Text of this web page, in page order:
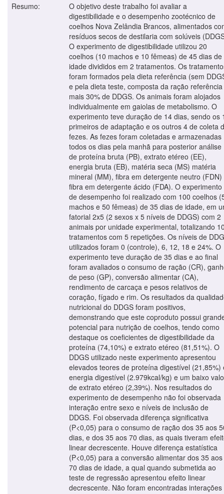
Resumo:
O objetivo deste trabalho foi avaliar a
digestibilidade e o desempenho zootécnico de
coelhos Nova Zelândia Brancos, alimentados
resíduos secos de destilaria com solúveis
O experimento de digestibilidade utilizou 20
coelhos (10 machos e 10 fêmeas) de 45 dias de
idade divididos em 2 tratamentos. Os
foram formados pela dieta referência (sem
e pela dieta teste, composta da ração referência
mais 30% de DDGS. Os animais foram alojados
individualmente em gaiolas de metabolismo. O
experimento teve duração de 14 dias, sendo os
primeiros de adaptação e os outros 4 de coleta
fezes. As fezes foram coletadas e armazenadas
todos os dias pela manhã para posterior análise
de proteína bruta (PB), extrato etéreo (EE),
energia bruta (EB), matéria seca (MS) matéria
mineral (MM), fibra em detergente neutro (FDN)
fibra em detergente ácido (FDA). O experimento
de desempenho foi realizado com 100 coelhos
machos e 50 fêmeas) de 35 dias de idade, em
fatorial 2x5 (2 sexos x 5 níveis de DDGS) com 2
animais por unidade experimental, totalizando
tratamentos com 5 repetições. Os níveis de
utilizados foram 0 (controle), 6, 12, 18 e 24%. O
experimento teve duração de 35 dias e ao final
foram avaliados o consumo de ração (CR),
de peso (GP), conversão alimentar (CA),
rendimento de carcaça e pesos relativos de
coração, fígado e rim. Os resultados da
nutricional do DDGS foram positivos,
demonstrando que este coproduto possui
potencial para nutrição de coelhos, tendo como
destaque os coeficientes de digestibilidade da
proteína (74,10%) e extrato etéreo (81,51%). O
DDGS utilizado neste experimento apresentou
elevados teores de proteína digestível (21,85%)
energia digestível (2.979kcal/kg) e um baixo
de extrato etéreo (2,39%). Nos resultados do
experimento de desempenho não foi observada
interação entre sexo e níveis de inclusão de
DDGS. Foi observada diferença significativa
(P<0,05) para o consumo de ração dos 35 aos
dias, e dos 35 aos 70 dias, as quais tiveram
linear decrescente. Houve diferença estatística
(P<0,05) para a conversão alimentar dos 35 aos
70 dias de idade, a qual quando submetida ao
teste de regressão apresentou efeito linear
decrescente. Não foram encontradas interações